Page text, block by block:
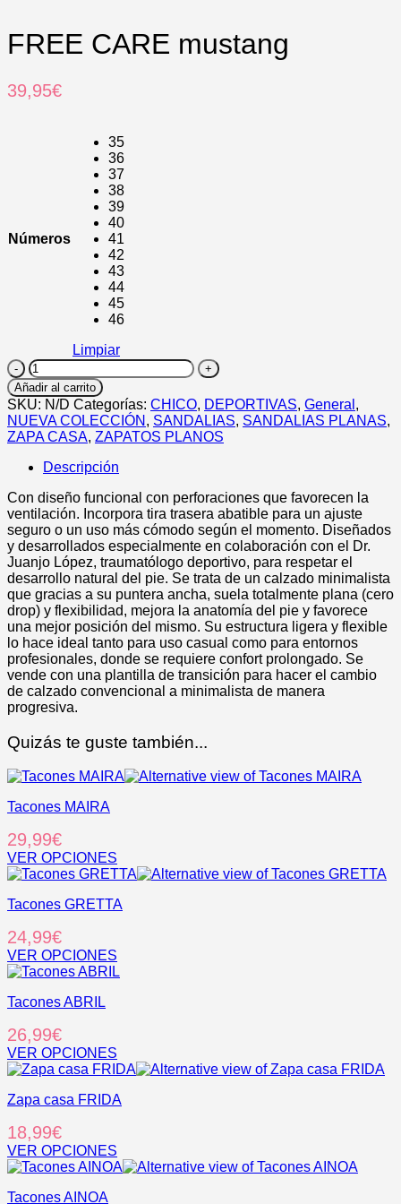
FREE CARE mustang
39,95€
Números
35
36
37
38
39
40
41
42
43
44
45
46
Limpiar
FREE
CARE
mustang
cantidad
Añadir al carrito
SKU: N/D Categorías: CHICO, DEPORTIVAS, General ,
NUEVA COLECCIÓN , SANDALIAS, SANDALIAS PLANAS,
ZAPA CASA, ZAPATOS PLANOS
Descripción
Con diseño funcional con perforaciones que favorecen la
ventilación. Incorpora tira trasera abatible para un ajuste
seguro o un uso más cómodo según el momento. Diseñados
y desarrollados especialmente en colaboración con el Dr.
Juanjo López, traumatólogo deportivo, para respetar el
desarrollo natural del pie. Se trata de un calzado minimalista
que gracias a su puntera ancha, suela totalmente plana (cero
drop) y flexibilidad, mejora la anatomía del pie y favorece
una mejor posición del mismo. Su estructura ligera y flexible
lo hace ideal tanto para uso casual como para entornos
profesionales, donde se requiere confort prolongado. Se
vende con una plantilla de transición para hacer el cambio
de calzado convencional a minimalista de manera
progresiva.
Quizás te guste también...
Tacones MAIRA
29,99€
VER OPCIONES
Este
tiene
variantes.
Las
opciones
pueden
en
la
página
producto
Tacones GRETTA
24,99€
VER OPCIONES
Este
tiene
variantes.
Las
opciones
pueden
en
la
página
producto
Tacones ABRIL
26,99€
VER OPCIONES
Este
tiene
variantes.
Las
opciones
pueden
Zapa casa FRIDA
18,99€
VER OPCIONES
Este
tiene
Tacones AINOA